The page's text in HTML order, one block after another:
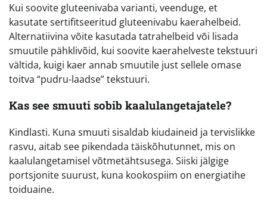
Kui soovite gluteenivaba varianti, veenduge, et
kasutate sertifitseeritud gluteenivabu kaerahelbeid.
Alternatiivina võite kasutada tatrahelbeid või lisada
smuutile pähklivõid, kui soovite kaerahelveste tekstuuri
vältida, kuigi kaer annab smuutile just sellele omase
toitva “pudru-laadse” tekstuuri.
Kas see smuuti sobib kaalulangetajatele?
Kindlasti. Kuna smuuti sisaldab kiudaineid ja tervislikke
rasvu, aitab see pikendada täiskõhutunnet, mis on
kaalulangetamisel võtmetähtsusega. Siiski jälgige
portsjonite suurust, kuna kookospiim on energiatihe
toiduaine.